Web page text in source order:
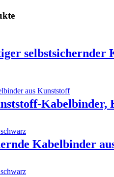
selbstsichernder
Kabelbinder,
Kabelbinder